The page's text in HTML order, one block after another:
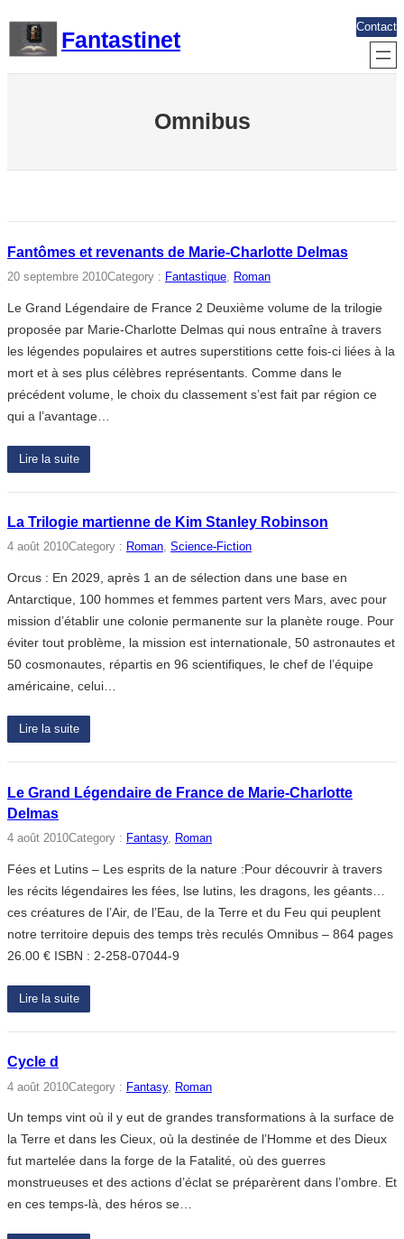
contenu
Fantastinet
Contact
Omnibus
Fantômes et revenants de Marie-Charlotte Delmas
20 septembre 2010Category : Fantastique, Roman
Le Grand Légendaire de France 2 Deuxième volume de la trilogie
proposée par Marie-Charlotte Delmas qui nous entraîne à travers
les légendes populaires et autres superstitions cette fois-ci liées à la
mort et à ses plus célèbres représentants. Comme dans le
précédent volume, le choix du classement s’est fait par région ce
qui a l’avantage…
Lire la suite
La Trilogie martienne de Kim Stanley Robinson
4 août 2010Category : Roman, Science-Fiction
Orcus : En 2029, après 1 an de sélection dans une base en
Antarctique, 100 hommes et femmes partent vers Mars, avec pour
mission d’établir une colonie permanente sur la planète rouge. Pour
éviter tout problème, la mission est internationale, 50 astronautes et
50 cosmonautes, répartis en 96 scientifiques, le chef de l’équipe
américaine, celui…
Lire la suite
Le Grand Légendaire de France de Marie-Charlotte
Delmas
4 août 2010Category : Fantasy, Roman
Fées et Lutins – Les esprits de la nature :Pour découvrir à travers
les récits légendaires les fées, lse lutins, les dragons, les géants…
ces créatures de l’Air, de l’Eau, de la Terre et du Feu qui peuplent
notre territoire depuis des temps très reculés Omnibus – 864 pages
26.00 € ISBN : 2-258-07044-9
Lire la suite
Cycle d
4 août 2010Category : Fantasy, Roman
Un temps vint où il y eut de grandes transformations à la surface de
la Terre et dans les Cieux, où la destinée de l’Homme et des Dieux
fut martelée dans la forge de la Fatalité, où des guerres
monstrueuses et des actions d’éclat se préparèrent dans l’ombre. Et
en ces temps-là, des héros se…